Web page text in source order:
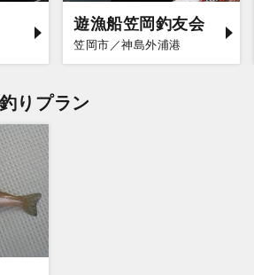
遊漁船笠岡釣友会
笠岡市／神島外浦港
りプラン